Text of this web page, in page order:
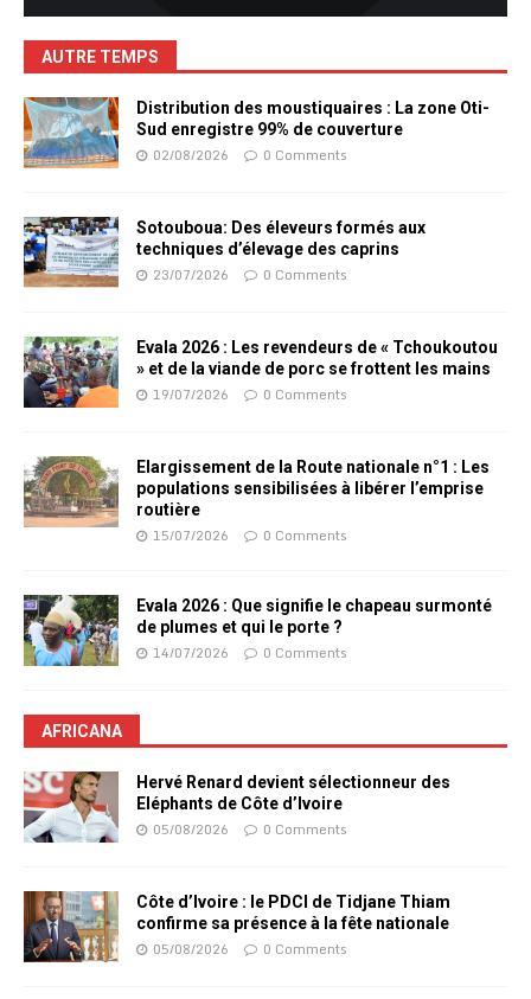
AUTRE TEMPS
Distribution des moustiquaires : La zone Oti-
Sud enregistre 99% de couverture
02/08/2026 0 Comments
Sotouboua: Des éleveurs formés aux
techniques d’élevage des caprins
23/07/2026 0 Comments
Evala 2026 : Les revendeurs de « Tchoukoutou
» et de la viande de porc se frottent les mains
19/07/2026 0 Comments
Elargissement de la Route nationale n°1 : Les
populations sensibilisées à libérer l’emprise
routière
15/07/2026 0 Comments
Evala 2026 : Que signifie le chapeau surmonté
de plumes et qui le porte ?
14/07/2026 0 Comments
AFRICANA
Hervé Renard devient sélectionneur des
Eléphants de Côte d’Ivoire
05/08/2026 0 Comments
Côte d’Ivoire : le PDCI de Tidjane Thiam
confirme sa présence à la fête nationale
05/08/2026 0 Comments